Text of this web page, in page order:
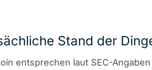
Stand der
entsprechen laut SEC-